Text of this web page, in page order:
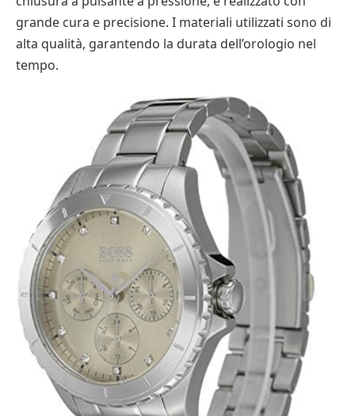
grande cura e precisione. I materiali utilizzati sono di
alta qualità, garantendo la durata dell’orologio nel
tempo.